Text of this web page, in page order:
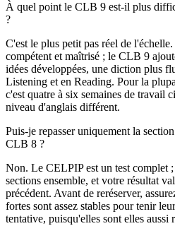
À quel point le CLB 9 est-il plus
?
C'est le plus petit pas réel de
compétent et maîtrisé ; le CLB 9
idées développées, une diction plus
Listening et en Reading. Pour la
c'est quatre à six semaines de travail
niveau d'anglais différent.
Puis-je repasser uniquement la
CLB 8 ?
Non. Le CELPIP est un test complet ;
sections ensemble, et votre résultat
précédent. Avant de reréserver,
fortes sont assez stables pour tenir
tentative, puisqu'elles sont elles aussi